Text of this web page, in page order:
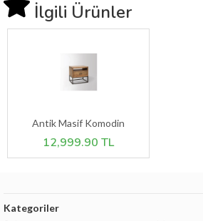
İlgili Ürünler
Antik Masif Komodin
12,999.90 TL
Kategoriler